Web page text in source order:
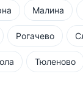
Малина
Рогачево
Тюленово